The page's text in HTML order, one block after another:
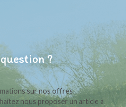
?
sur nos offres
nous proposer un article à